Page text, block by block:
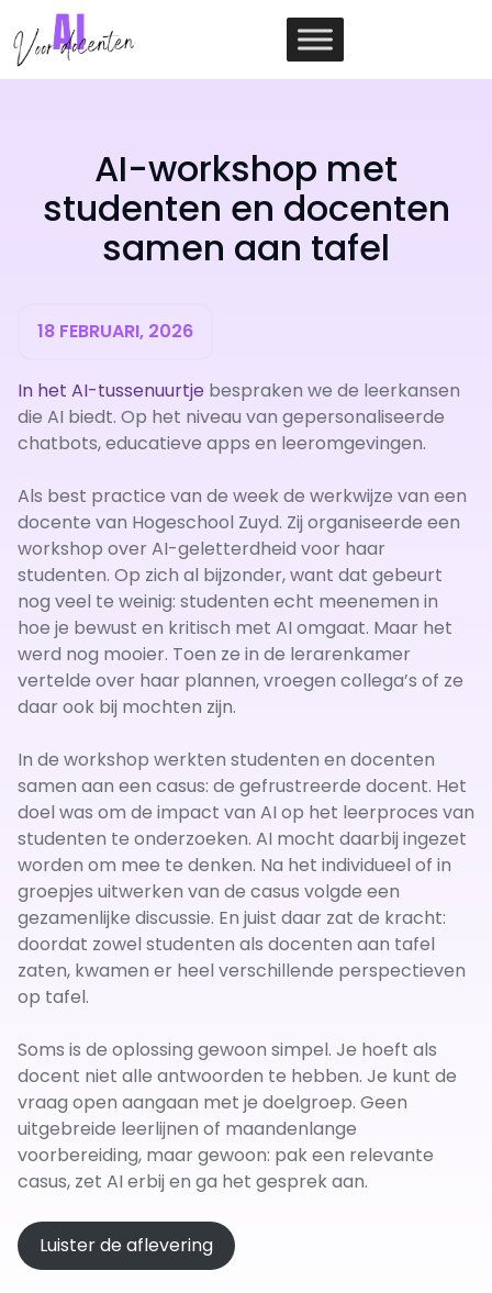
naar
de
AI-workshop met
studenten en docenten
samen aan tafel
18 FEBRUARI, 2026
In het AI-tussenuurtje bespraken we de leerkansen
die AI biedt. Op het niveau van gepersonaliseerde
chatbots, educatieve apps en leeromgevingen.
Als best practice van de week de werkwijze van een
docente van Hogeschool Zuyd. Zij organiseerde een
workshop over AI-geletterdheid voor haar
studenten. Op zich al bijzonder, want dat gebeurt
nog veel te weinig: studenten echt meenemen in
hoe je bewust en kritisch met AI omgaat. Maar het
werd nog mooier. Toen ze in de lerarenkamer
vertelde over haar plannen, vroegen collega’s of ze
daar ook bij mochten zijn.
In de workshop werkten studenten en docenten
samen aan een casus: de gefrustreerde docent. Het
doel was om de impact van AI op het leerproces van
studenten te onderzoeken. AI mocht daarbij ingezet
worden om mee te denken. Na het individueel of in
groepjes uitwerken van de casus volgde een
gezamenlijke discussie. En juist daar zat de kracht:
doordat zowel studenten als docenten aan tafel
zaten, kwamen er heel verschillende perspectieven
op tafel.
Soms is de oplossing gewoon simpel. Je hoeft als
docent niet alle antwoorden te hebben. Je kunt de
vraag open aangaan met je doelgroep. Geen
uitgebreide leerlijnen of maandenlange
voorbereiding, maar gewoon: pak een relevante
casus, zet AI erbij en ga het gesprek aan.
Luister de aflevering